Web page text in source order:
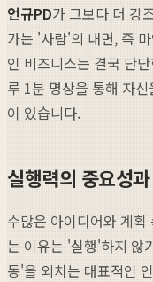
언규PD가 그보다 더 강
가는 '사람'의 내면, 즉
인 비즈니스는 결국 단
루 1분 명상을 통해 자
이 있습니다.
실행력의 중요성
수많은 아이디어와 계
는 이유는 '실행'하지 않
동'을 외치는 대표적인